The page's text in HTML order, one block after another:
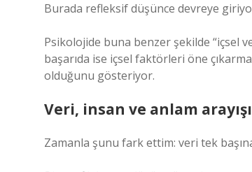
Burada refleksif düşünce devreye
Psikolojide buna benzer şekilde “içsel
başarıda ise içsel faktörleri öne
olduğunu gösteriyor.
Veri, insan ve anlam arayışı
Zamanla şunu fark ettim: veri tek